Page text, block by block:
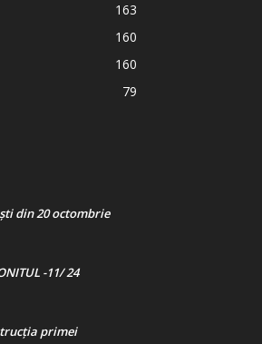
163
160
160
79
din 20 octombrie
-11/ 24
primei